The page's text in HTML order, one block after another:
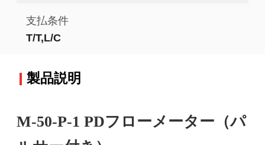
支払条件
T/T,L/C
製品説明
M-50-P-1 PDフローメーター（パ